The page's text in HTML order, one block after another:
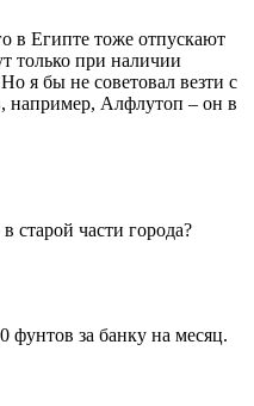
в Египте тоже отпускают
только при наличии
я бы не советовал везти с
например, Алфлутоп – он в
старой части города?
фунтов за банку на месяц.